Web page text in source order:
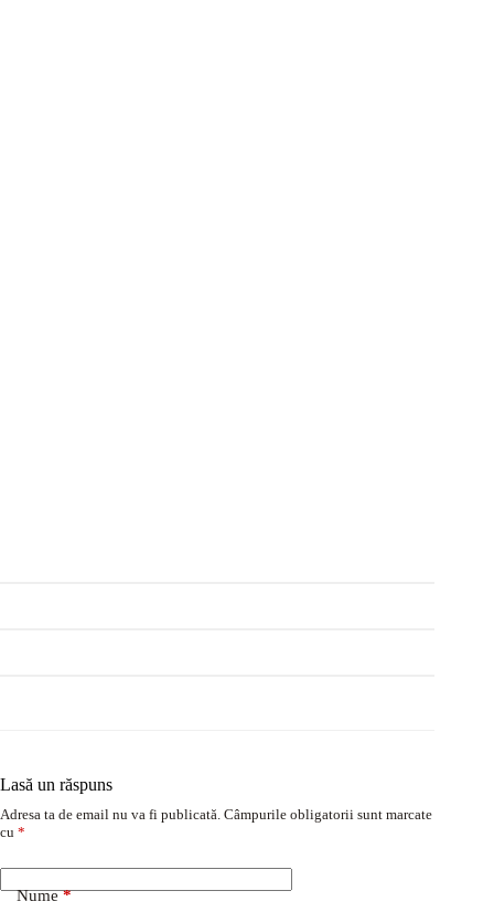
Lasă un răspuns
Adresa ta de email nu va fi publicată. Câmpurile obligatorii sunt marcate
cu *
Nume*